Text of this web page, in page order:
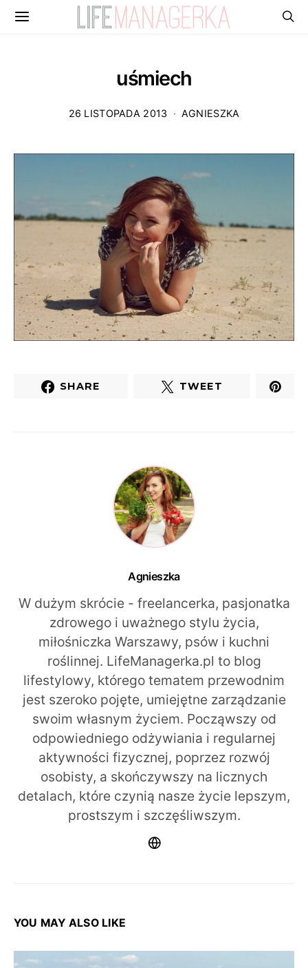
uśmiech
26 LISTOPADA 2013 AGNIESZKA
SHARE TWEET
Agnieszka
W dużym skrócie - freelancerka, pasjonatka
zdrowego i uważnego stylu życia,
miłośniczka Warszawy, psów i kuchni
roślinnej. LifeManagerka.pl to blog
lifestylowy, którego tematem przewodnim
jest szeroko pojęte, umiejętne zarządzanie
swoim własnym życiem. Począwszy od
odpowiedniego odżywiania i regularnej
aktywności fizycznej, poprzez rozwój
osobisty, a skończywszy na licznych
detalach, które czynią nasze życie lepszym,
prostszym i szczęśliwszym.
YOU MAY ALSO LIKE